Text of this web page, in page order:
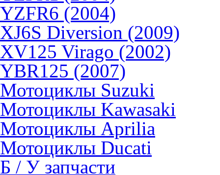
YZFR6 (2004)
XJ6S Diversion (2009)
XV125 Virago (2002)
YBR125 (2007)
Мотоциклы Suzuki
Мотоциклы Kawasaki
Мотоциклы Aprilia
Мотоциклы Ducati
Б / У запчасти